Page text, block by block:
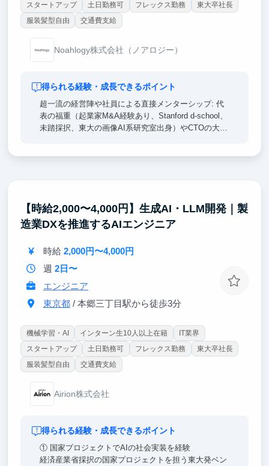
スタートアップ
土日勤務可 フレックス勤務
東大卒社長
服装髪型自由
交通費支給
Noahlogy株式会社（ノアロジー）
得られる経験・成長できるポイント
超一流の経営陣や社員による直接メンターシップ: 代
表の福重（起業家M&A経験あり、Stanford d-school、
未踏採択、東大の画像AI系研究室出身）やCTOの大石
立の初期メンバーに近い立場で、組織づくりや資金調
達、大手企業との提携プロセスを間近で学ぶことがで
【時給2,000〜4,000円】生成AI・LLM開発｜製
造業DXを推進するAIエンジニア
時給 2,000円〜4,000円
週 2日〜
エンジニア
東京都/ 本郷三丁目駅から徒歩3分
機械学習・AI インターン生10人以上在籍
IT業界
スタートアップ
土日勤務可 フレックス勤務
東大卒社長
服装髪型自由
交通費支給
Airion株式会社
得られる経験・成長できるポイント
① 国家プロジェクトでAIの社会実装を経験
経済産業省採択の国家プロジェクトを担う東大発ベン